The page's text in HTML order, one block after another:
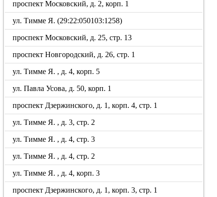
проспект Московский, д. 2, корп. 1
ул. Тимме Я. (29:22:050103:1258)
проспект Московский, д. 25, стр. 13
проспект Новгородский, д. 26, стр. 1
ул. Тимме Я. , д. 4, корп. 5
ул. Павла Усова, д. 50, корп. 1
проспект Дзержинского, д. 1, корп. 4, стр. 1
ул. Тимме Я. , д. 3, стр. 2
ул. Тимме Я. , д. 4, стр. 3
ул. Тимме Я. , д. 4, стр. 2
ул. Тимме Я. , д. 4, корп. 3
проспект Дзержинского, д. 1, корп. 3, стр. 1